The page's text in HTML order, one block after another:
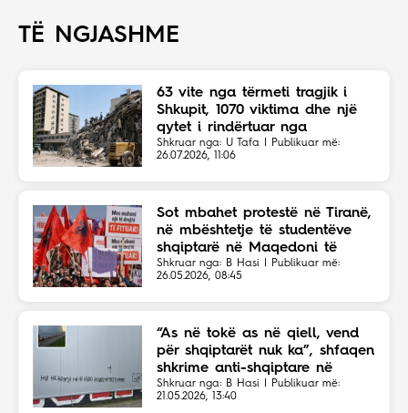
TË NGJASHME
63 vite nga tërmeti tragjik i
Shkupit, 1070 viktima dhe një
qytet i rindërtuar nga
solidariteti botëror
Shkruar nga: U Tafa | Publikuar më:
26.07.2026, 11:06
Sot mbahet protestë në Tiranë,
në mbështetje të studentëve
shqiptarë në Maqedoni të
Veriut
Shkruar nga: B Hasi | Publikuar më:
26.05.2026, 08:45
“As në tokë as në qiell, vend
për shqiptarët nuk ka”, shfaqen
shkrime anti-shqiptare në
Shkup
Shkruar nga: B Hasi | Publikuar më:
21.05.2026, 13:40